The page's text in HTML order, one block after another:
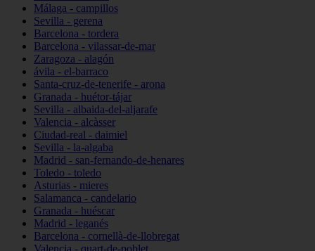
Málaga - campillos
Sevilla - gerena
Barcelona - tordera
Barcelona - vilassar-de-mar
Zaragoza - alagón
ávila - el-barraco
Santa-cruz-de-tenerife - arona
Granada - huétor-tájar
Sevilla - albaida-del-aljarafe
Valencia - alcàsser
Ciudad-real - daimiel
Sevilla - la-algaba
Madrid - san-fernando-de-henares
Toledo - toledo
Asturias - mieres
Salamanca - candelario
Granada - huéscar
Madrid - leganés
Barcelona - cornellà-de-llobregat
Valencia - quart-de-poblet